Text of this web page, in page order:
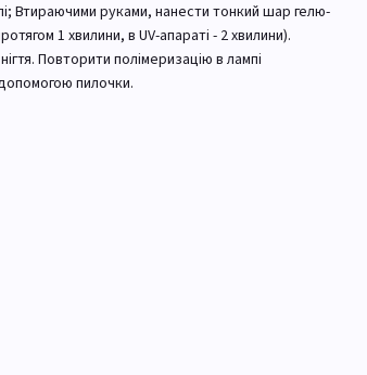
Втираючими руками, нанести тонкий шар гелю-
1 хвилини, в UV-апараті - 2 хвилини).
Повторити полімеризацію в лампі
пилочки.